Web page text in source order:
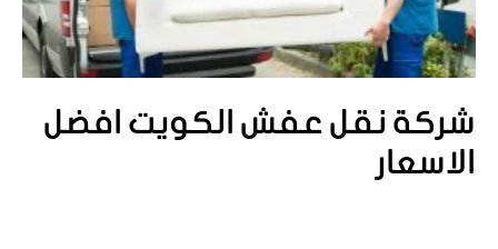
شركة نقل عفش الكويت افضل
الاسعار